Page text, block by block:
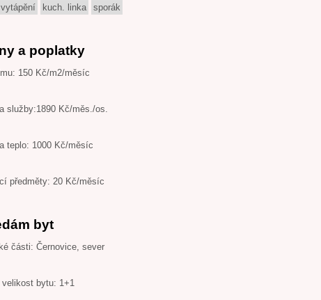
kuch. linka sporák
a poplatky
150 Kč/m2/měsíc
služby:1890 Kč/měs./os.
teplo: 1000 Kč/měsíc
předměty: 20 Kč/měsíc
byt
části: Černovice, sever
velikost bytu: 1+1